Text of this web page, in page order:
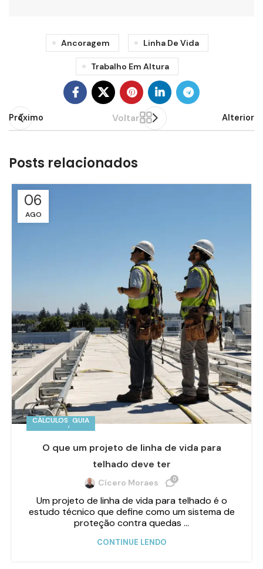
Ancoragem Linha De Vida
Trabalho Em Altura
Próximo Voltar Alterior
Posts relacionados
06
AGO
CÁLCULOS, GUIA
O que um projeto de linha de vida para
telhado deve ter
Cícero Moraes 0
Um projeto de linha de vida para telhado é o
estudo técnico que define como um sistema de
proteção contra quedas ...
CONTINUE LENDO